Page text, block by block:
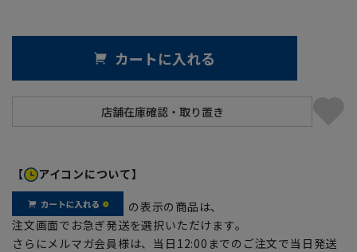
カートに入れる
【 アイコンについて】
の表示の商品は、
注文画面でお急ぎ発送を選択いただけます。
さらにメルマガ会員様は、当日12:00までのご注文で当日発送